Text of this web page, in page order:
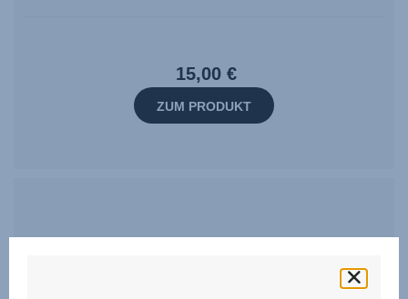
15,00 €
ZUM PRODUKT